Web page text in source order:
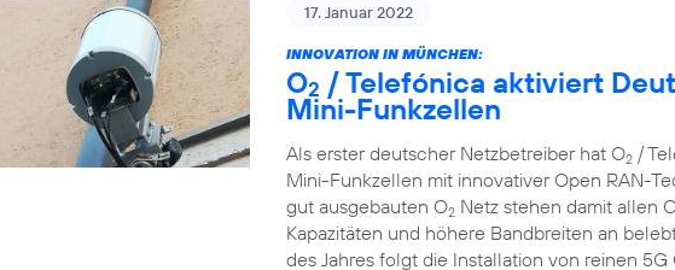
17. Januar 2022
INNOVATION IN MÜNCHEN:
O2 / Telefónica aktiviert
Mini-Funkzellen
Als erster deutscher Netzbetreiber hat O2 /
Mini-Funkzellen mit innovativer Open RAN-
gut ausgebauten O2 Netz stehen damit allen
Kapazitäten und höhere Bandbreiten an
des Jahres folgt die Installation von reinen 5G